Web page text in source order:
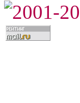
2001-